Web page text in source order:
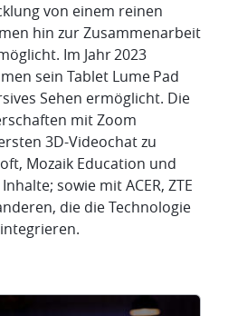
von einem reinen
hin zur Zusammenarbeit
Im Jahr 2023
sein Tablet Lume Pad
Sehen ermöglicht. Die
mit Zoom
3D-Videochat zu
Mozaik Education und
sowie mit ACER, ZTE
die die Technologie